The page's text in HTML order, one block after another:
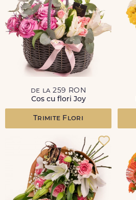
de la 259 RON
Cos cu flori Joy
Trimite Flori